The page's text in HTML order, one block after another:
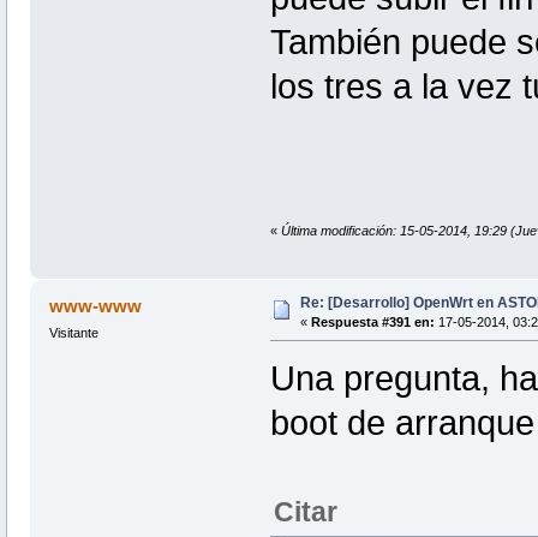
También puede
los tres a la vez
« Última modificación: 15-05-2014, 19:29
www-www
Visitante
Re: [Desarrollo] OpenWrt en
« Respuesta #391 en: 17-05-2014,
Una pregunta,
boot de
Citar